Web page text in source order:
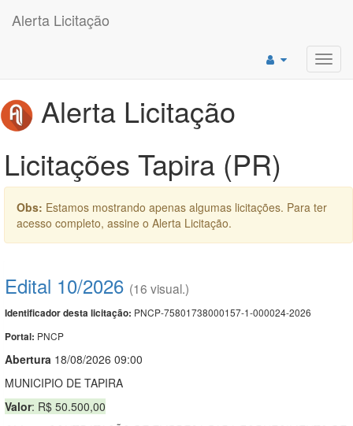
Alerta Licitação
Alerta Licitação
Licitações Tapira (PR)
Obs: Estamos mostrando apenas algumas licitações. Para ter
acesso completo, assine o Alerta Licitação.
Edital 10/2026 (16 visual.)
Identificador desta licitação: PNCP-75801738000157-1-000024-2026
Portal: PNCP
Abertura 18/08/2026 09:00
MUNICIPIO DE TAPIRA
Valor: R$ 50.500,00